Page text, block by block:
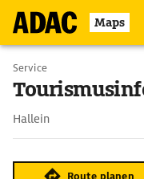
Maps
Service
Hallein
Route planen